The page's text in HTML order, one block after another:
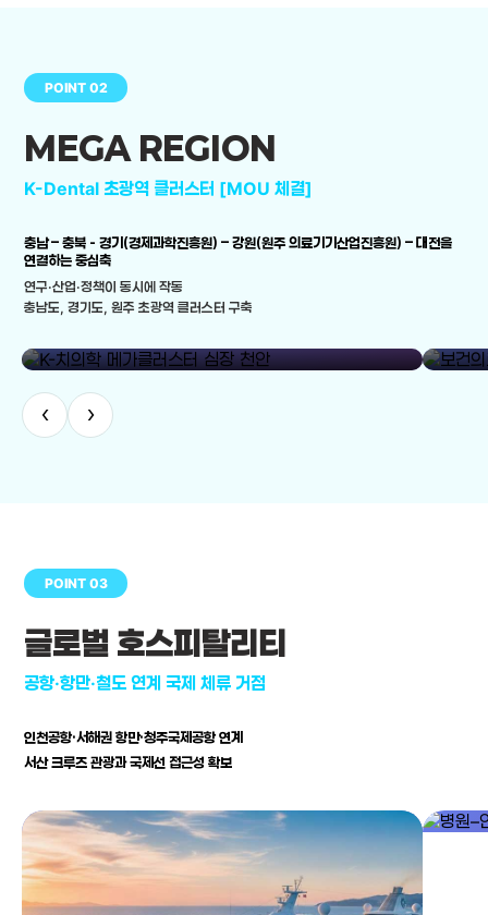
POINT 02
MEGA REGION
K-Dental 초광역 클러스터 [MOU 체결]
충남 – 충북 - 경기(경제과학진흥원) – 강원(원주 의료기기산업진흥원) – 대전을
연결하는 중심축
연구·산업·정책이 동시에 작동
충남도, 경기도, 원주 초광역 클러스터 구축
‹ ›
POINT 03
글로벌 호스피탈리티
공항·항만·철도 연계 국제 체류 거점
인천공항·서해권 항만·청주국제공항 연계
서산 크루즈 관광과 국제선 접근성 확보